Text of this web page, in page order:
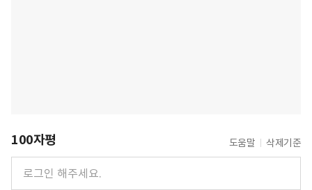
100자평 도움말 삭제기준